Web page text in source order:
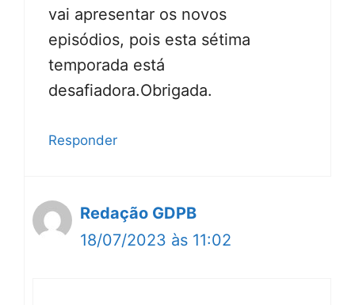
vai apresentar os novos
episódios, pois esta sétima
temporada está
desafiadora.Obrigada.
Responder
Redação GDPB
18/07/2023 às 11:02